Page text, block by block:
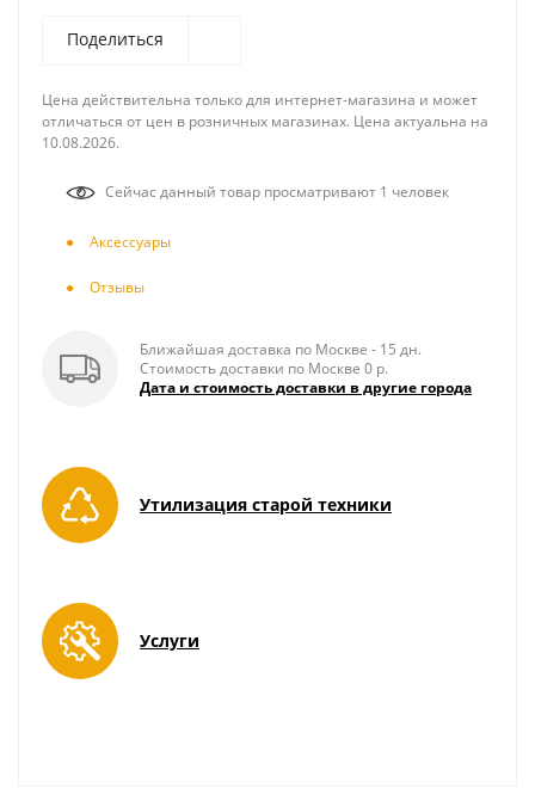
Поделиться
Цена действительна только для интернет-магазина и может
отличаться от цен в розничных магазинах. Цена актуальна на
10.08.2026.
Сейчас данный товар просматривают 1 человек
Аксесcуары
Отзывы
Ближайшая доставка по Москве - 15 дн.
Стоимость доставки по Москве 0 р.
Дата и стоимость доставки в другие города
Утилизация старой техники
Услуги